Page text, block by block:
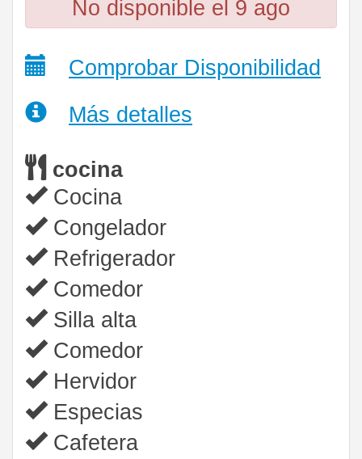
No disponible el 9 ago
Comprobar Disponibilidad
Más detalles
cocina
Cocina
Congelador
Refrigerador
Comedor
Silla alta
Comedor
Hervidor
Especias
Cafetera